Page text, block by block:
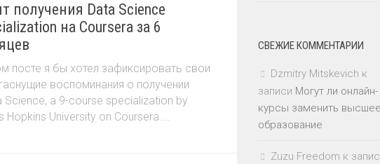
получения Data Science
на Coursera за 6
посте я бы хотел зафиксировать свои
воспоминания о получении
Science, a 9-course specialization by
Hopkins University on Coursera....
СВЕЖИЕ КОММЕНТАРИИ
Dzmitry Mitskevich к
записи Могут ли онлайн-
курсы заменить
образование
Zuzu Freedom к